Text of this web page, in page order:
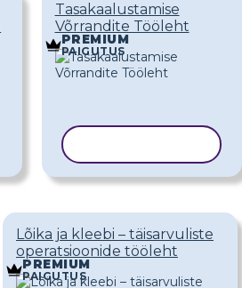
Tasakaalustamise
Võrrandite Tööleht
PREMIUM
PAIGUTUS
Lõika ja kleebi – täisarvuliste
operatsioonide tööleht
PREMIUM
PAIGUTUS